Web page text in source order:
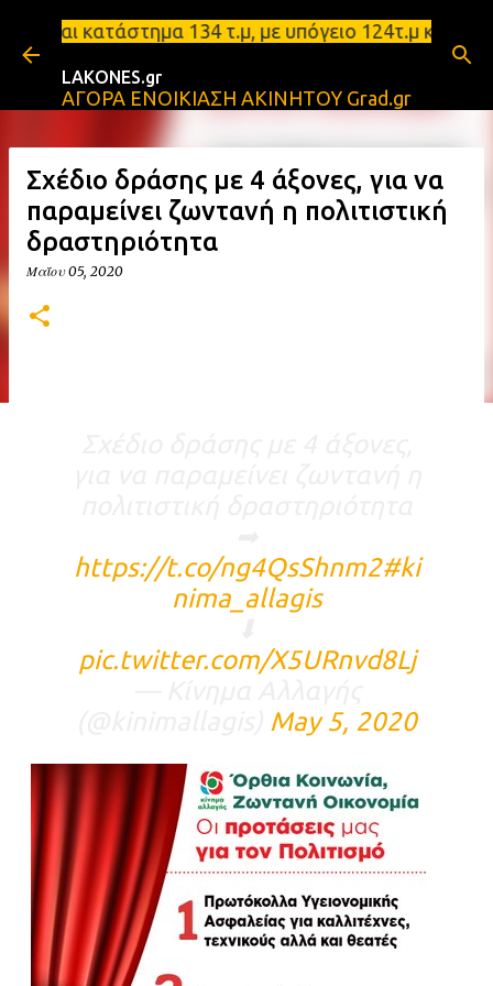
Μετάβαση στο κύριο περιεχόμενο
134 τ.μ, με υπόγειο 124τ.μ και πατάρι
LAKONES.gr
ΑΓΟΡΑ ΕΝΟΙΚΙΑΣΗ ΑΚΙΝΗΤΟΥ Grad.gr
Σχέδιο δράσης με 4 άξονες, για να
παραμείνει ζωντανή η πολιτιστική
δραστηριότητα
Μαΐου 05, 2020
https://t.co/ng4QsShnm2#ki
nima_allagis
pic.twitter.com/X5URnvd8Lj
May 5, 2020